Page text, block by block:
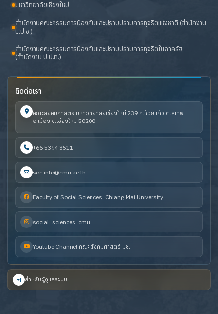
มหาวิทยาลัยเชียงใหม่
สำนักงานคณะกรรมการป้องกันและปราบปรามการทุจริตแห่งชาติ (สำนักงาน
ป.ป.ช.)
สำนักงานคณะกรรมการป้องกันและปราบปรามการทุจริตในภาครัฐ
(สำนักงาน ป.ป.ท.)
ติดต่อเรา
คณะสังคมศาสตร์ มหาวิทยาลัยเชียงใหม่ 239 ถ.ห้วยแก้ว ต.สุเทพ
อ.เมือง จ.เชียงใหม่ 50200
+66 5394 3511
soc.info@cmu.ac.th
Faculty of Social Sciences, Chiang Mai University
social_sciences_cmu
Youtube Channel คณะสังคมศาสตร์ มช.
สำหรับผู้ดูแลระบบ